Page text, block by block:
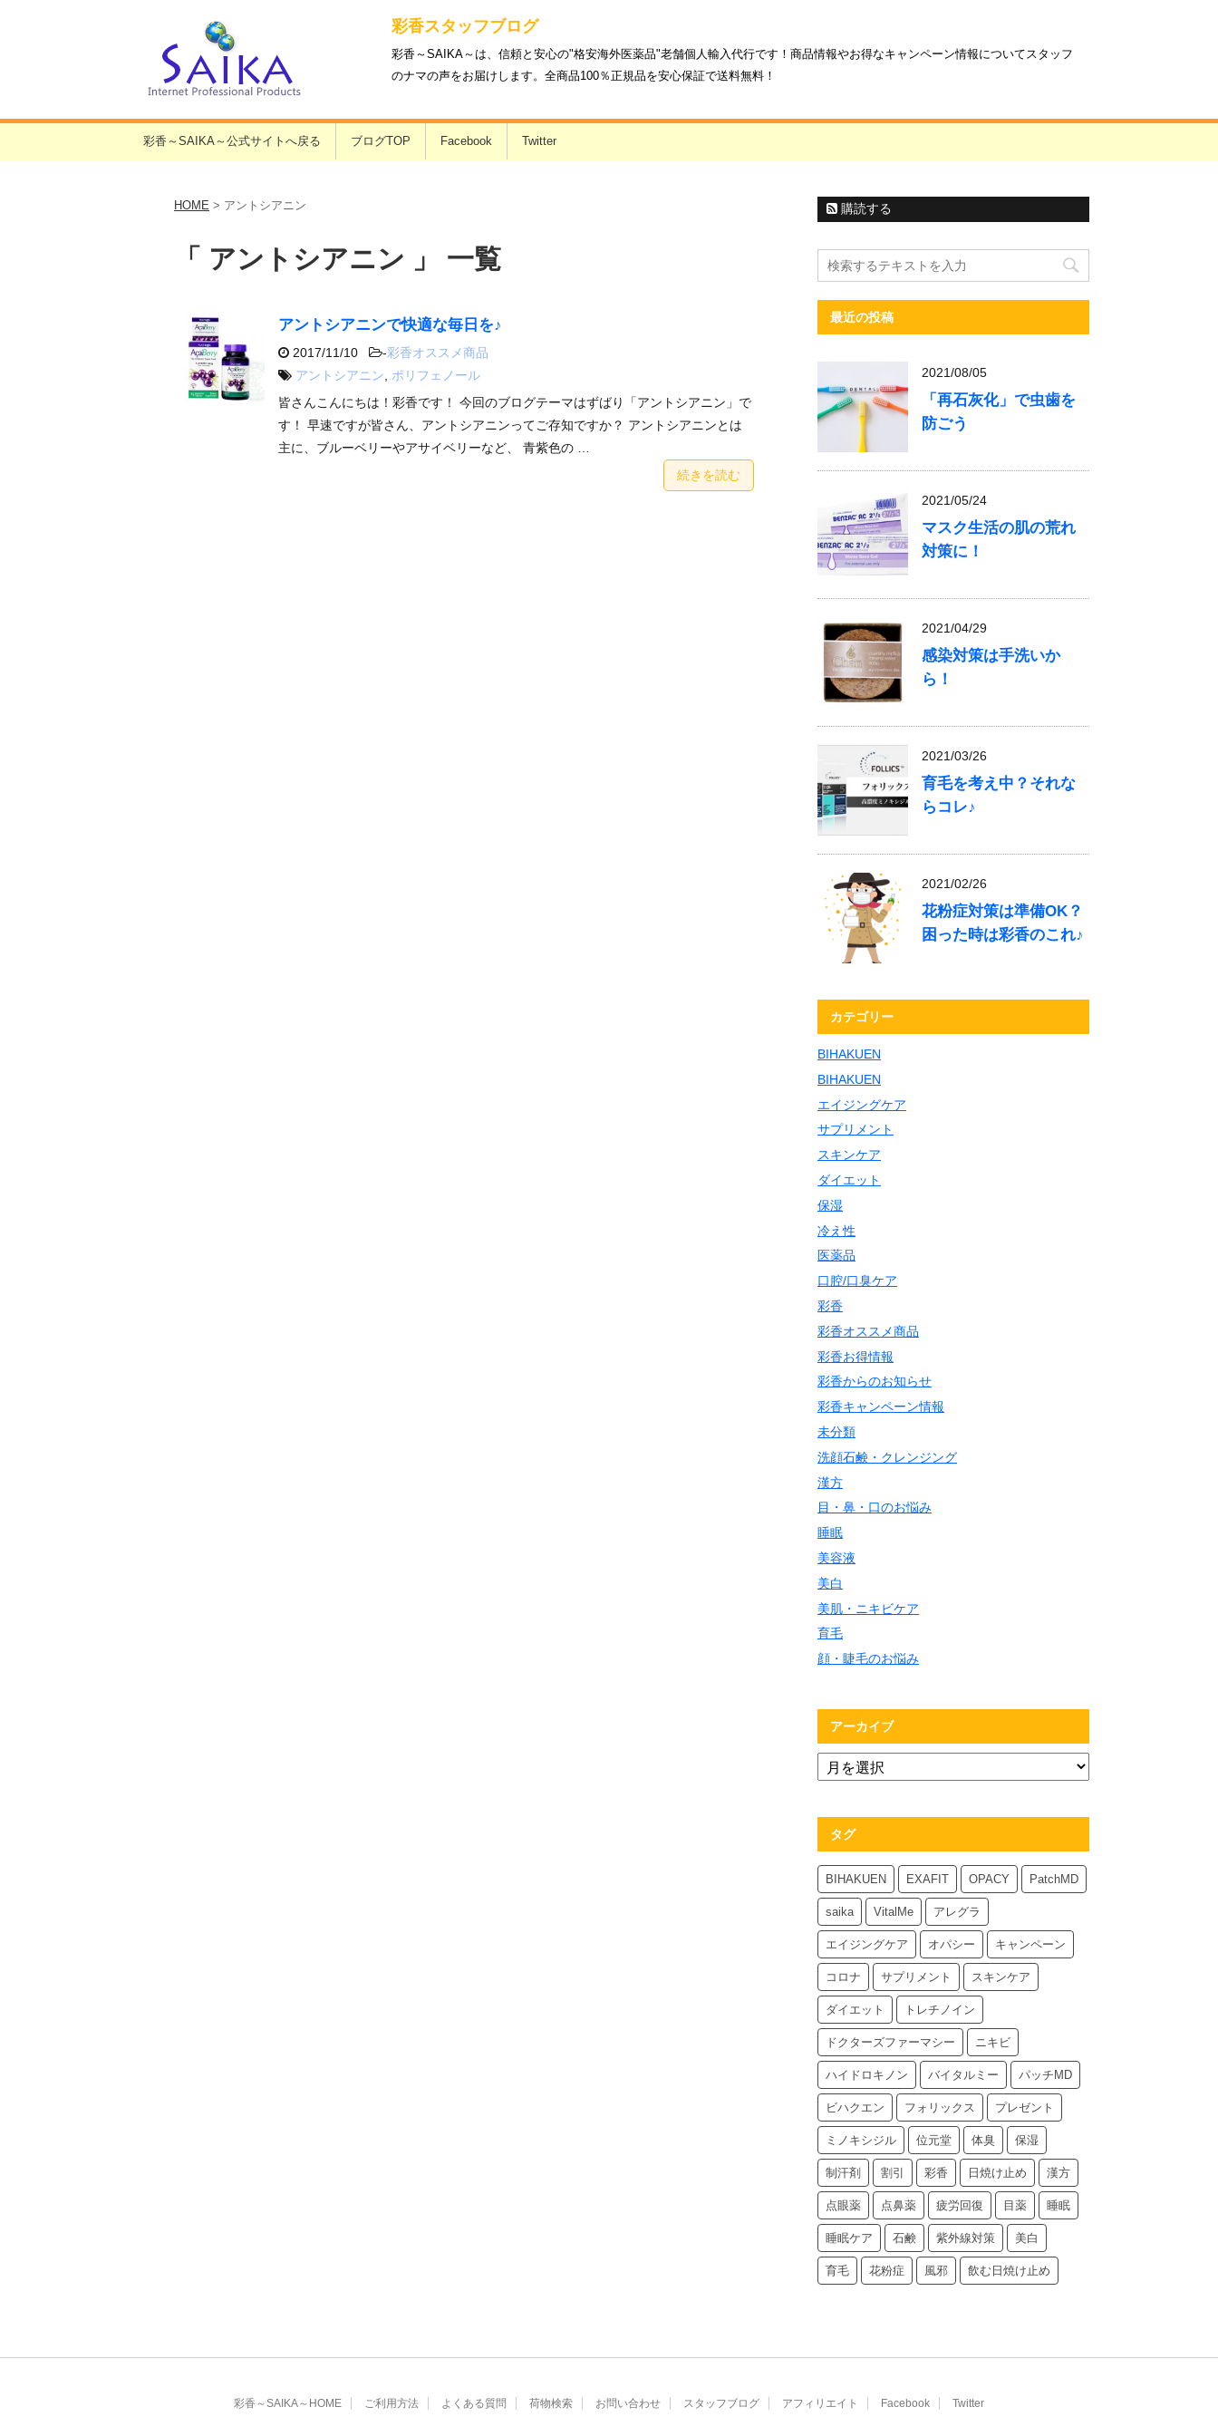
彩香スタッフブログ
彩香～SAIKA～は、信頼と安心の"格安海外医薬品"老舗個人輸入代行です！商品情報やお得なキャンペーン情報についてスタッフ
のナマの声をお届けします。全商品100％正規品を安心保証で送料無料！
彩香～SAIKA～公式サイトへ戻る ブログTOP Facebook Twitter
HOME > アントシアニン
「 アントシアニン 」 一覧
アントシアニンで快適な毎日を♪
2017/11/10 -彩香オススメ商品
アントシアニン
ポリフェノール
皆さんこんにちは！彩香です！ 今回のブログテーマはずばり「アントシアニン」で
す！ 早速ですが皆さん、アントシアニンってご存知ですか？ アントシアニンとは
主に、ブルーベリーやアサイベリーなど、 青紫色の …
続きを読む
購読する
最近の投稿
2021/08/05
「再石灰化」で虫歯を
防ごう
2021/05/24
マスク生活の肌の荒れ
対策に！
2021/04/29
感染対策は手洗いか
ら！
2021/03/26
育毛を考え中？それな
らコレ♪
2021/02/26
花粉症対策は準備OK？
困った時は彩香のこれ♪
カテゴリー
BIHAKUEN
BIHAKUEN
エイジングケア
サプリメント
スキンケア
ダイエット
保湿
冷え性
医薬品
口腔/口臭ケア
彩香
彩香オススメ商品
彩香お得情報
彩香からのお知らせ
彩香キャンペーン情報
未分類
洗顔石鹸・クレンジング
漢方
目・鼻・口のお悩み
睡眠
美容液
美白
美肌・ニキビケア
育毛
顔・睫毛のお悩み
アーカイブ
タグ
BIHAKUEN EXAFIT OPACY PatchMD
saika VitalMe アレグラ
エイジングケア オパシー キャンペーン
コロナ サプリメント スキンケア
ダイエット トレチノイン
ドクターズファーマシー ニキビ
ハイドロキノン バイタルミー パッチMD
ビハクエン フォリックス プレゼント
ミノキシジル 位元堂 体臭 保湿
制汗剤 割引 彩香 日焼け止め 漢方
点眼薬 点鼻薬 疲労回復 目薬 睡眠
睡眠ケア 石鹸 紫外線対策 美白
育毛 花粉症 風邪 飲む日焼け止め
彩香～SAIKA～HOME ご利用方法 よくある質問 荷物検索 お問い合わせ スタッフブログ アフィリエイト Facebook Twitter